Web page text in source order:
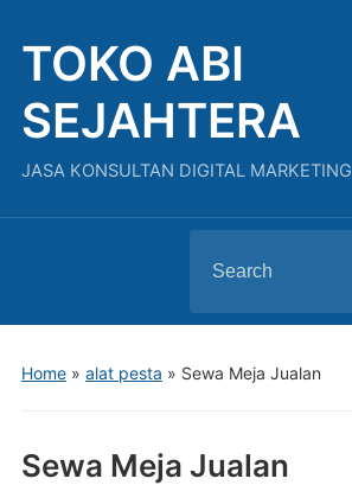
TOKO ABI
SEJAHTERA
JASA KONSULTAN DIGITAL MARKETING
for:
Home» alat pesta » Sewa Meja Jualan
Sewa Meja Jualan